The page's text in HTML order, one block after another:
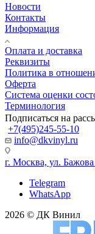
Новости
Контакты
Информация
Оплата и доставка
Реквизиты
Политика в
Оферта
Система оценки
Терминология
Подписаться на
+7(495)245-55-10
info@dkvinyl.ru
г. Москва, ул.
Telegram
WhatsApp
2026 © ДК Винил